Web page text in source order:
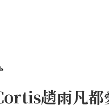
趙雨凡